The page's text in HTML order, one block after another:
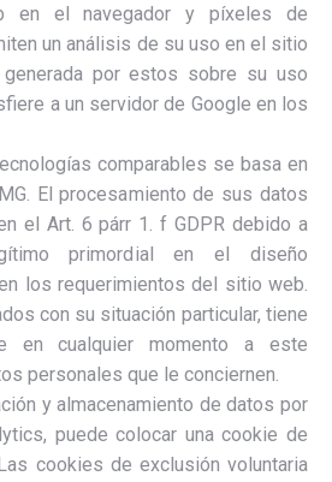
en el navegador y píxeles de
un análisis de su uso en el sitio
por estos sobre su uso
a un servidor de Google en los
comparables se basa en
El procesamiento de sus datos
el Art. 6 párr 1. f GDPR debido a
primordial en el diseño
los requerimientos del sitio web.
con su situación particular, tiene
en cualquier momento a este
personales que le conciernen.
y almacenamiento de datos por
puede colocar una cookie de
cookies de exclusión voluntaria